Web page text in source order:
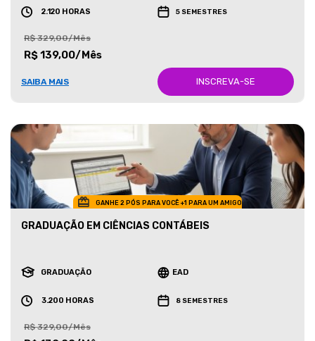
2.120 HORAS 5 SEMESTRES
R$ 329,00/Mês
R$ 139,00/Mês
SAIBA MAIS INSCREVA-SE
GANHE 2 PÓS PARA VOCÊ +1 PARA UM AMIGO
GRADUAÇÃO EM CIÊNCIAS CONTÁBEIS
GRADUAÇÃO EAD
3.200 HORAS 8 SEMESTRES
R$ 329,00/Mês